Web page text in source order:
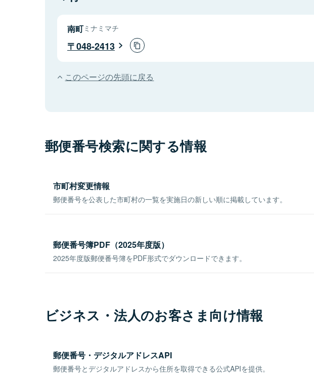
南町ミナミマチ
048-2413
このページの先頭に戻る
郵便番号検索に関する情報
市町村変更情報
郵便番号を公表した市町村の一覧を実施日の新しい順に掲載しています。
郵便番号簿PDF（2025年度版）
2025年度版郵便番号簿をPDF形式でダウンロードできます。
ビジネス・法人のお客さま向け情報
郵便番号・デジタルアドレスAPI
郵便番号とデジタルアドレスから住所を取得できる公式APIを提供。